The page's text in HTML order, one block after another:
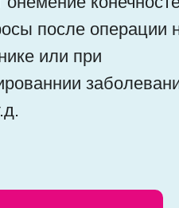
после операции
или при